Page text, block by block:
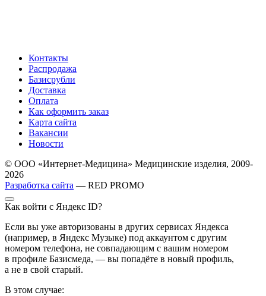
Контакты
Распродажа
Базисрубли
Доставка
Оплата
Как оформить заказ
Карта сайта
Вакансии
Новости
© ООО «Интернет-Медицина» Медицинские изделия, 2009-
2026
Разработка сайта — RED PROMO
Как войти с Яндекс ID?
Если вы уже авторизованы в других сервисах Яндекса
(например, в Яндекс Музыке) под аккаунтом с другим
номером телефона, не совпадающим с вашим номером
в профиле Базисмеда, — вы попадёте в новый профиль,
а не в свой старый.
В этом случае: